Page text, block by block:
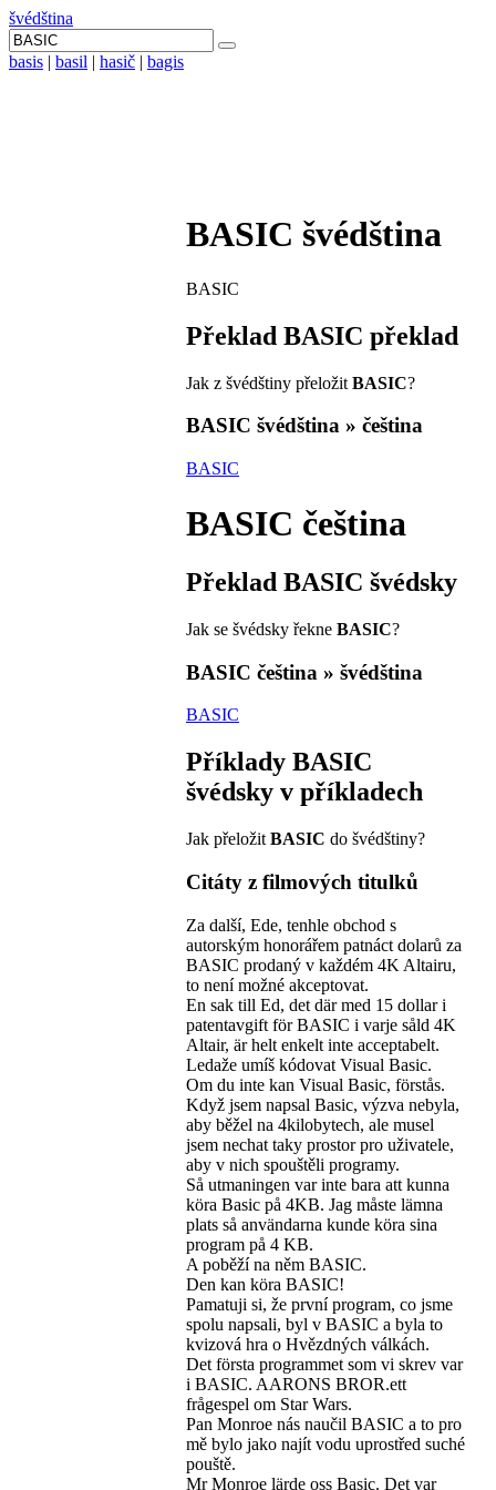
švédština
basis | basil | hasič | bagis
BASIC švédština
BASIC
Překlad BASIC překlad
Jak z švédštiny přeložit BASIC?
BASIC švédština » čeština
BASIC
BASIC čeština
Překlad BASIC švédsky
Jak se švédsky řekne BASIC?
BASIC čeština » švédština
BASIC
Příklady BASIC
švédsky v příkladech
Jak přeložit BASIC do švédštiny?
Citáty z filmových titulků
Za další, Ede, tenhle obchod s
autorským honorářem patnáct dolarů za
BASIC prodaný v každém 4K Altairu,
to není možné akceptovat.
En sak till Ed, det där med 15 dollar i
patentavgift för BASIC i varje såld 4K
Altair, är helt enkelt inte acceptabelt.
Ledaže umíš kódovat Visual Basic.
Om du inte kan Visual Basic, förstås.
Když jsem napsal Basic, výzva nebyla,
aby běžel na 4kilobytech, ale musel
jsem nechat taky prostor pro uživatele,
aby v nich spouštěli programy.
Så utmaningen var inte bara att kunna
köra Basic på 4KB. Jag måste lämna
plats så användarna kunde köra sina
program på 4 KB.
A poběží na něm BASIC.
Den kan köra BASIC!
Pamatuji si, že první program, co jsme
spolu napsali, byl v BASIC a byla to
kvizová hra o Hvězdných válkách.
Det första programmet som vi skrev var
i BASIC. AARONS BROR.ett
frågespel om Star Wars.
Pan Monroe nás naučil BASIC a to pro
mě bylo jako najít vodu uprostřed suché
pouště.
Mr Monroe lärde oss Basic. Det var